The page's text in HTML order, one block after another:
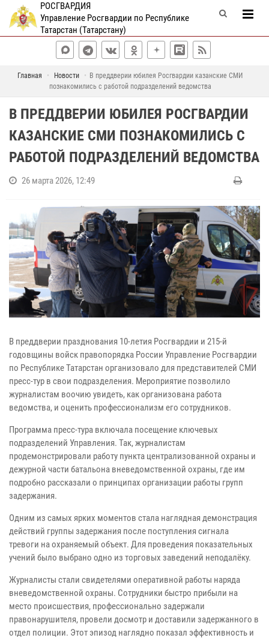
РОСГВАРДИЯ
Управление Росгвардии по Республике
Татарстан (Татарстану)
Главная Новости
В преддверии юбилея Росгвардии казанские СМИ
познакомились с работой подразделений ведомства
В ПРЕДДВЕРИИ ЮБИЛЕЯ РОСГВАРДИИ
КАЗАНСКИЕ СМИ ПОЗНАКОМИЛИСЬ С
РАБОТОЙ ПОДРАЗДЕЛЕНИЙ ВЕДОМСТВА
26 марта 2026, 12:49
В преддверии празднования 10‑летия Росгвардии и 215‑й
годовщины войск правопорядка России Управление Росгвардии
по Республике Татарстан организовало для представителей СМИ
пресс‑тур в свои подразделения. Мероприятие позволило
журналистам воочию увидеть, как организована работа
ведомства, и оценить профессионализм его сотрудников.
Программа пресс‑тура включала посещение ключевых
подразделений Управления. Так, журналистам
продемонстрировали работу пункта централизованной охраны и
дежурной части батальона вневедомственной охраны, где им
подробно рассказали о принципах организации работы групп
задержания.
Одним из самых ярких моментов стала наглядная демонстрация
действий группы задержания после поступления сигнала
тревоги на охраняемый объект. Для проведения показательных
учений было выбрано одно из торговых заведений неподалёку.
Журналисты стали свидетелями оперативной работы наряда
вневедомственной охраны. Сотрудники быстро прибыли на
место происшествия, профессионально задержали
правонарушителя, провели досмотр и доставили задержанного в
отдел полиции. Этот эпизод наглядно показал эффективность и